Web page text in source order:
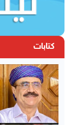
كتابات